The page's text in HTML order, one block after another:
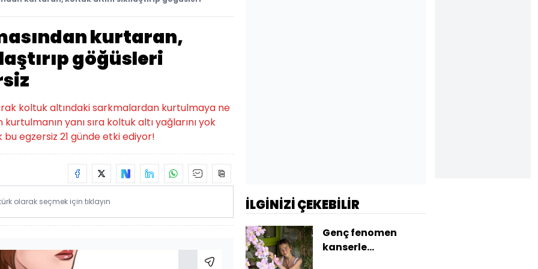
kurtaran,
göğüsleri
koltuk altındaki sarkmalardan kurtulmaya ne
yanı sıra koltuk altı yağlarını yok
egzersiz 21 günde etki ediyor!
olarak seçmek için tıklayın İLGİNİZİ ÇEKEBİLİR
Genç fenomen
kanserle